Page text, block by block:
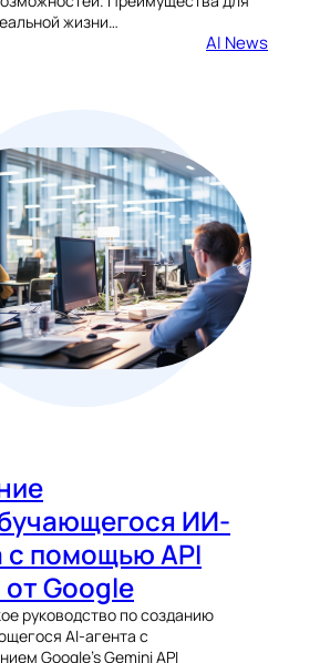
жизни…
AI News
ИИ-
с помощью API
Google
руководство по созданию
AI-агента с
Google’s Gemini API